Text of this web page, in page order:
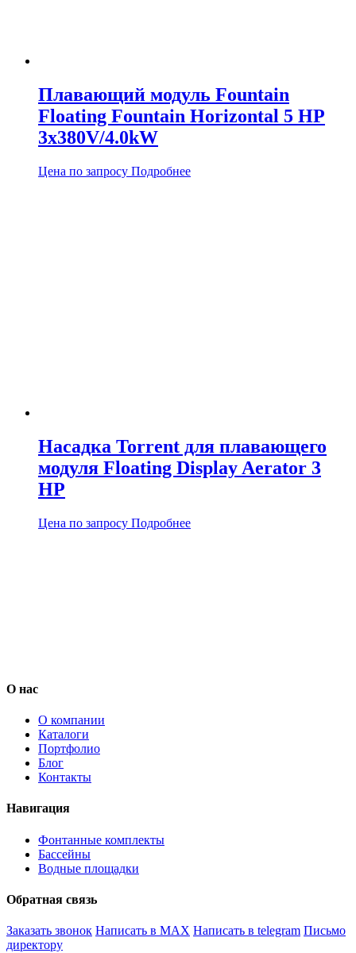
Плавающий модуль Fountain
Floating Fountain Horizontal 5 HP
3x380V/4.0kW
Цена по запросу Подробнее
Насадка Torrent для плавающего
модуля Floating Display Aerator 3
HP
Цена по запросу Подробнее
О нас
О компании
Каталоги
Портфолио
Блог
Контакты
Навигация
Фонтанные комплекты
Бассейны
Водные площадки
Обратная связь
Заказать звонок Написать в MAX Написать в telegram Письмо
директору